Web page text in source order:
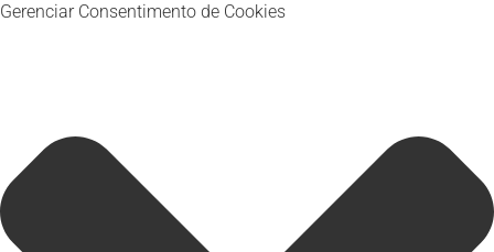
Gerenciar Consentimento de Cookies